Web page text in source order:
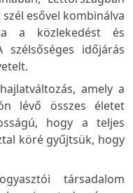
esővel kombinálva
a közlekedést és
időjárás
amely a
lévő összes életet
hogy a teljes
köré gyűjtsük, hogy
társadalom